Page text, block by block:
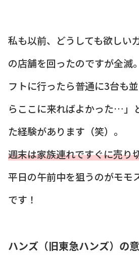
私も以前、どうしても欲しい
の店舗を回ったのですが全滅
フトに行ったら普通に3台も
らここに来ればよかった…」
た経験があります（笑）。
週末は家族連れですぐに売り
平日の午前中を狙うのがモモ
です！
ハンズ（旧東急ハンズ）の